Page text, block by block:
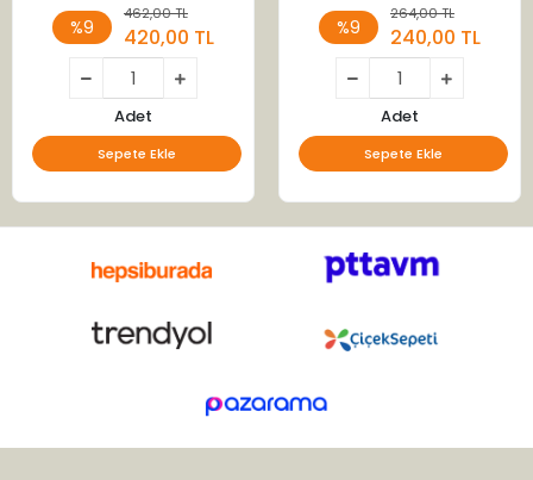
%9
462,00 TL
420,00 TL
Adet
Sepete Ekle
%9
264,00 TL
240,00 TL
Adet
Sepete Ekle